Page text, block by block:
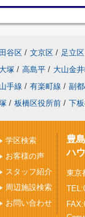
谷区 / 文京区 / 足立区
塚 / 高島平 / 大山金
山手線 / 有楽町線 / 副
/ 板橋区役所前 / 下
学区検索
お客様の声
スタッフ紹介
周辺施設検索
お問い合わせ
豊
ハ
東京